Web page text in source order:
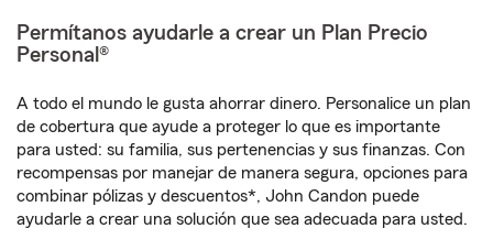
Permítanos ayudarle a crear un Plan Precio
Personal®
A todo el mundo le gusta ahorrar dinero. Personalice un plan
de cobertura que ayude a proteger lo que es importante
para usted: su familia, sus pertenencias y sus finanzas. Con
recompensas por manejar de manera segura, opciones para
combinar pólizas y descuentos*, John Candon puede
ayudarle a crear una solución que sea adecuada para usted.